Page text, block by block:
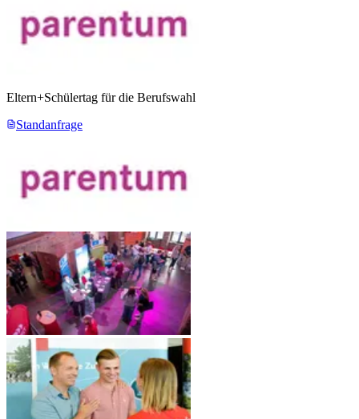
Eltern+Schülertag für die Berufswahl
Standanfrage